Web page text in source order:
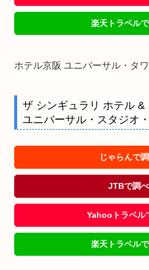
楽天トラベル
ホテル京阪 ユニバーサル・タ
ザ シンギュラリ ホテル &
ユニバーサル・スタジオ
じゃらんで
JTBで調
Yahooトラベル
楽天トラベル